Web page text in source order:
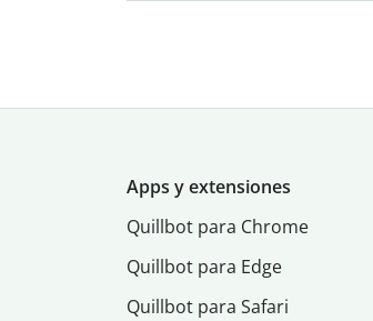
Apps y extensiones
Quillbot para Chrome
Quillbot para Edge
Quillbot para Safari